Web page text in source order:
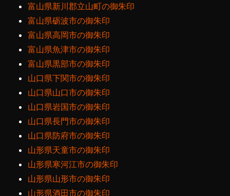
富山県新川郡立山町の御朱印
富山県砺波市の御朱印
富山県高岡市の御朱印
富山県魚津市の御朱印
富山県黒部市の御朱印
山口県下関市の御朱印
山口県山口市の御朱印
山口県岩国市の御朱印
山口県長門市の御朱印
山口県防府市の御朱印
山形県天童市の御朱印
山形県寒河江市の御朱印
山形県山形市の御朱印
山形県酒田市の御朱印